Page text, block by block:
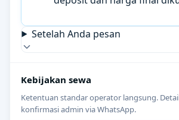
Setelah Anda pesan
Kebijakan sewa
Ketentuan standar operator langsung.
konfirmasi admin via WhatsApp.